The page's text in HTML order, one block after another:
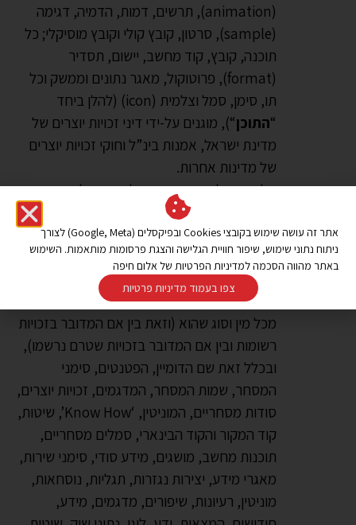
(animation), תרשים, דמות, הדמיה, דגימה
(sample), סרטון, קובץ קולי וקובץ מוסיקלי; כל
תוכנה, קובץ, קוד מחשב, יישום, תסדיר
(format), פרוטוקול, מאגר נתונים וממשק וכל
תו, סימן, סמל וצלמית (icon) (להלן ביחד
“התוכן“), מוגנים על-ידי דיני זכויות יוצרים של
מדינת ישראל, אמנות בינ”ל וחוקי זכויות יוצרים
של מדינות אחרות.
חל איסור להכניס שינויים, להעתיק, לפרסם,
להפיץ, לשדר, להציג, לבצע, לשכפל, להנפיק
רישיון, ליצור עבודות נגזרות או למכור כל חלק מן
התוכן הכלול באתר ללא הסכמתה המוקדמת,
הכתובה והמפורשת של הנהלת האתר.
כל זכויות הקניין הרוחני בקשר עם התוכן והאתר
מכל מין וסוג שהוא (וזאת בין אם המדובר בזכויות
רשומות ובין אם המדובר בזכויות שטרם נרשמו),
ובכלל זאת שם הדומיין, הפטנטים, סימני
המסחר, שמות המסחר, המדגמים, זכויות יוצרים,
סודות מסחריים, המוניטין, ‘Know How’, שיטות,
קוד המקור והקוד הבינארי, סמלים מסחריים,
תוכנות מחשב, מושגים, מידע סודי, סימני שירות,
מאגרי מידע, יצירות נגזרות, תגליות, נוסחאות,
מוניטין, רעיונות, שיפורים, מדגמים, מידע,
אתר זה עושה שימוש בקובצי Cookies ובפיקסלים (Google, Meta) לצורך
ניתוח נתוני שימוש, שיפור חוויית הגלישה והצגת פרסומות מותאמות. השימוש
באתר מהווה הסכמה למדיניות הפרטיות של אלום חיפה
צפו בעמוד מדיניות פרטיות